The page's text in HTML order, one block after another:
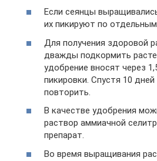
Если сеянцы
их пикируют по
Для получения здоровой
дважды подкормить
удобрение вносят через
пикировки. Спустя 10
повторить.
В качестве удобрения
раствор аммиачной
препарат.
Во время выращивания